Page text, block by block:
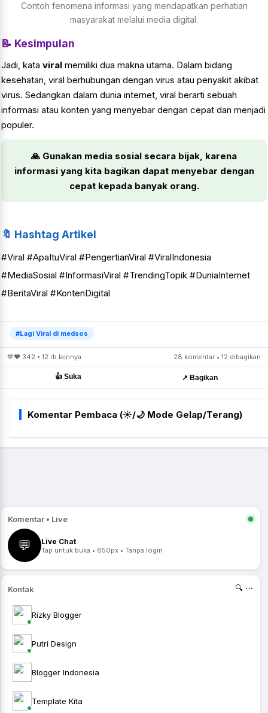
Contoh fenomena informasi yang mendapatkan perhatian
masyarakat melalui media digital.
📝 Kesimpulan
Jadi, kata viral memiliki dua makna utama. Dalam bidang
kesehatan, viral berhubungan dengan virus atau penyakit akibat
virus. Sedangkan dalam dunia internet, viral berarti sebuah
informasi atau konten yang menyebar dengan cepat dan menjadi
populer.
🙏 Gunakan media sosial secara bijak, karena
informasi yang kita bagikan dapat menyebar dengan
cepat kepada banyak orang.
🔖 Hashtag Artikel
#Viral #ApaItuViral #PengertianViral #ViralIndonesia
#MediaSosial #InformasiViral #TrendingTopik #DuniaInternet
#BeritaViral #KontenDigital
#Lagi Viral di medsos
💙❤️ 342 • 12 rb lainnya 28 komentar • 12 dibagikan
👍 Suka ↗️ Bagikan
Komentar Pembaca (☀️/🌙 Mode Gelap/Terang)
Komentar • Live
💬 Live Chat
Tap untuk buka • 650px • Tanpa login
Kontak 🔍 ⋯
Rizky Blogger
Putri Design
Blogger Indonesia
Template Kita